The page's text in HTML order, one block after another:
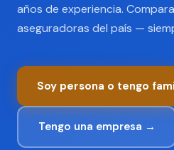
años de experiencia.
aseguradoras del país —
Soy persona o tengo
Tengo una empresa →